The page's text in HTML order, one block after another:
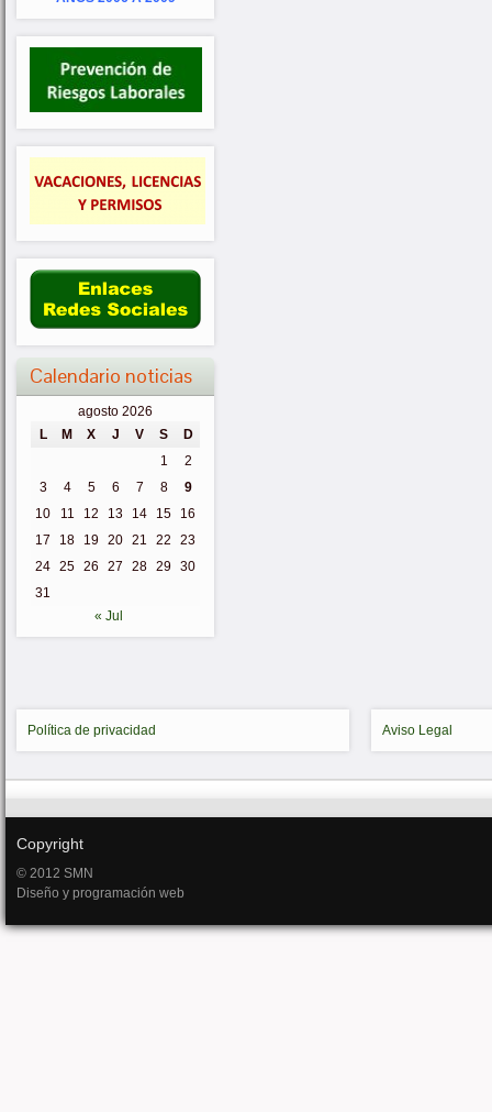
Calendario noticias
agosto 2026
L
M X J V S
D
1
2
3
4 5 6 7 8
9
10
11 12 13 14 15
16
17
18 19 20 21 22
23
24 25 26 27 28 29 30
31
« Jul
Política de privacidad Aviso Legal
Copyright
© 2012 SMN
Diseño y programación web